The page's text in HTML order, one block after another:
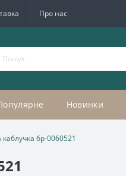
Про нас
Новинки
каблучка бр-0060521